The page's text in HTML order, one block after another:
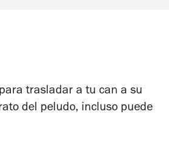
trasladar a tu can a su
del peludo, incluso puede